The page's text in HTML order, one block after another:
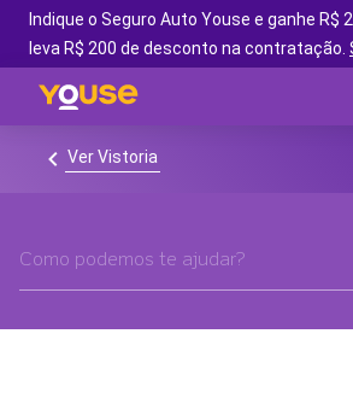
Indique o Seguro Auto Youse e ganhe R$
leva R$ 200 de desconto na contratação.
Ver Vistoria